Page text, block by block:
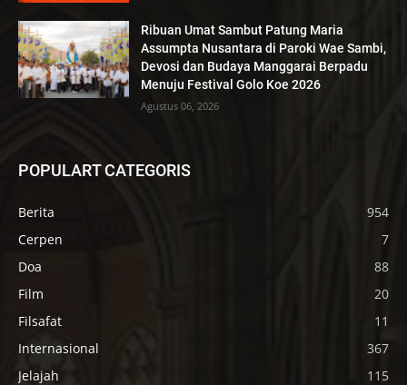
Ribuan Umat Sambut Patung Maria
Assumpta Nusantara di Paroki Wae Sambi,
Devosi dan Budaya Manggarai Berpadu
Menuju Festival Golo Koe 2026
Agustus 06, 2026
POPULART CATEGORIS
Berita
954
Cerpen
7
Doa
88
Film
20
Filsafat
11
Internasional
367
Jelajah
115